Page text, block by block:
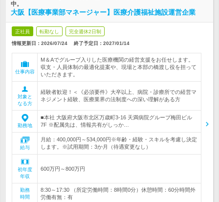
中。
大阪【医療事業部マネージャー】医療介護福祉施設運営企業
正社員 転勤なし 完全週休2日制
情報更新日：2026/07/24 終了予定日： 2027/01/14
仕事内容
M＆Aでグループ入りした医療機関の経営支援をお任せします。
収支・人員体制の最適化提案や、現場と本部の橋渡し役を担って
いただきます。
対象と
なる方
経験者歓迎！＜《必須要件》大卒以上、病院・診療所での経営マ
ネジメント経験、医療業界の法制度への深い理解がある方
勤務地
■本社 大阪府大阪市北区万歳町3-16 天満病院グループ梅田ビル
7F ※配属先は、情報共有がしっか…
給与
月給：400,000円～534,000円※年齢・経験・スキルを考慮し決定
します。※試用期間：3か月（待遇変更なし）
初年度
年収
600万円～800万円
勤務
時間
8:30～17:30 （所定労働時間：8時間0分）休憩時間：60分時間外
労働有無：有